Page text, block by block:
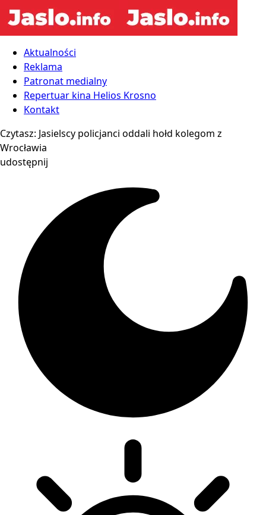
Aktualności
Reklama
Patronat medialny
Repertuar kina Helios Krosno
Kontakt
Czytasz: Jasielscy policjanci oddali hołd kolegom z
Wrocławia
udostępnij